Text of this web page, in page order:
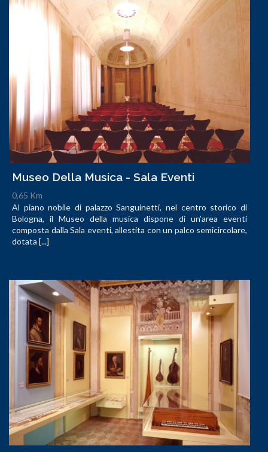
Museo Della Musica - Sala Eventi
0,65 Km
Al piano nobile di palazzo Sanguinetti, nel centro storico di
Bologna, il Museo della musica dispone di un’area eventi
composta dalla Sala eventi, allestita con un palco semicircolare,
dotata [...]